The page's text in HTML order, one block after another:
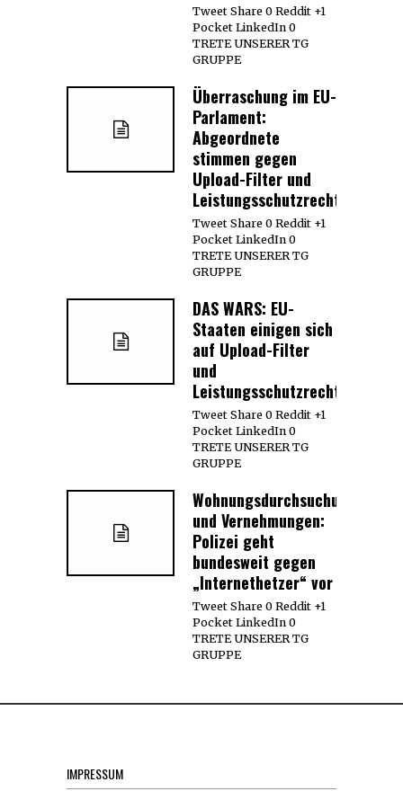
Tweet Share 0 Reddit +1
Pocket LinkedIn 0
TRETE UNSERER TG
GRUPPE
Überraschung im EU-
Parlament:
Abgeordnete
stimmen gegen
Upload-Filter und
Leistungsschutzrecht
Tweet Share 0 Reddit +1
Pocket LinkedIn 0
TRETE UNSERER TG
GRUPPE
DAS WARS: EU-
Staaten einigen sich
auf Upload-Filter
und
Leistungsschutzrecht
Tweet Share 0 Reddit +1
Pocket LinkedIn 0
TRETE UNSERER TG
GRUPPE
Wohnungsdurchsuchungen
und Vernehmungen:
Polizei geht
bundesweit gegen
„Internethetzer“ vor
Tweet Share 0 Reddit +1
Pocket LinkedIn 0
TRETE UNSERER TG
GRUPPE
IMPRESSUM